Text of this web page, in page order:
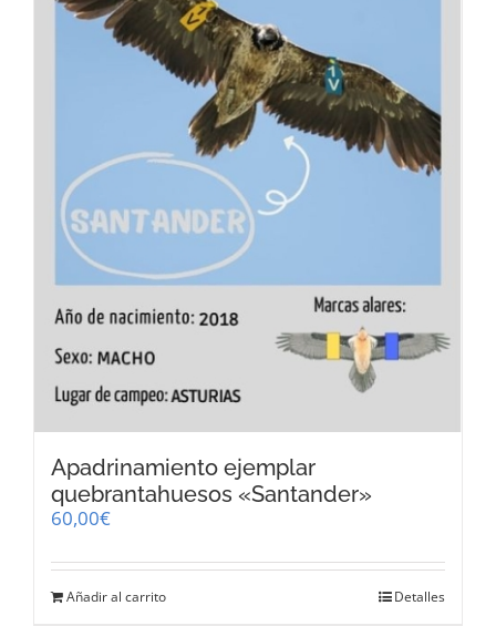
Apadrinamiento ejemplar
quebrantahuesos «Santander»
60,00€
Añadir al carrito Detalles